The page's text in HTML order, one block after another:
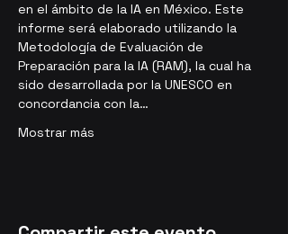
en el ámbito de la IA en México. Este
informe será elaborado utilizando la
Metodología de Evaluación de
Preparación para la IA (RAM), la cual ha
sido desarrollada por la UNESCO en
concordancia con la…
Mostrar más